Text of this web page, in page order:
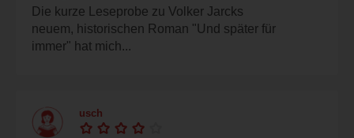
Die kurze Leseprobe zu Volker Jarcks
neuem, historischen Roman "Und später für
immer" hat mich...
usch